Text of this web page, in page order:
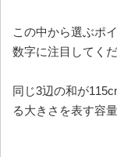
この中から選ぶポ
数字に注目してくだ
同じ3辺の和が
る大きさを表す容